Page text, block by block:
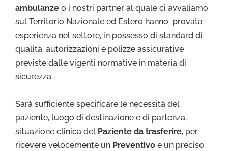
ambulanze o i nostri partner al quale ci avvaliamo
sul Territorio Nazionale ed Estero hanno provata
esperienza nel settore, in possesso di standard di
qualità, autorizzazioni e polizze assicurative
previste dalle vigenti normative in materia di
sicurezza
Sarà sufficiente specificare le necessità del
paziente, luogo di destinazione e di partenza,
situazione clinica del Paziente da trasferire, per
ricevere velocemente un Preventivo e un preciso